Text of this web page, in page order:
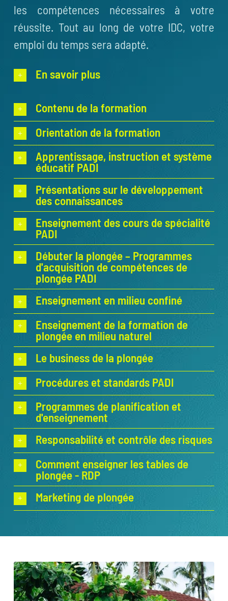
les compétences nécessaires à votre
réussite. Tout au long de votre IDC, votre
emploi du temps sera adapté.
En savoir plus
Contenu de la formation
Orientation de la formation
Apprentissage, instruction et système
éducatif PADI
Présentations sur le développement
des connaissances
Enseignement des cours de spécialité
PADI
Débuter la plongée – Programmes
d'acquisition de compétences de
plongée PADI
Enseignement en milieu confiné
Enseignement de la formation de
plongée en milieu naturel
Le business de la plongée
Procédures et standards PADI
Programmes de planification et
d'enseignement
Responsabilité et contrôle des risques
Comment enseigner les tables de
plongée - RDP
Marketing de plongée